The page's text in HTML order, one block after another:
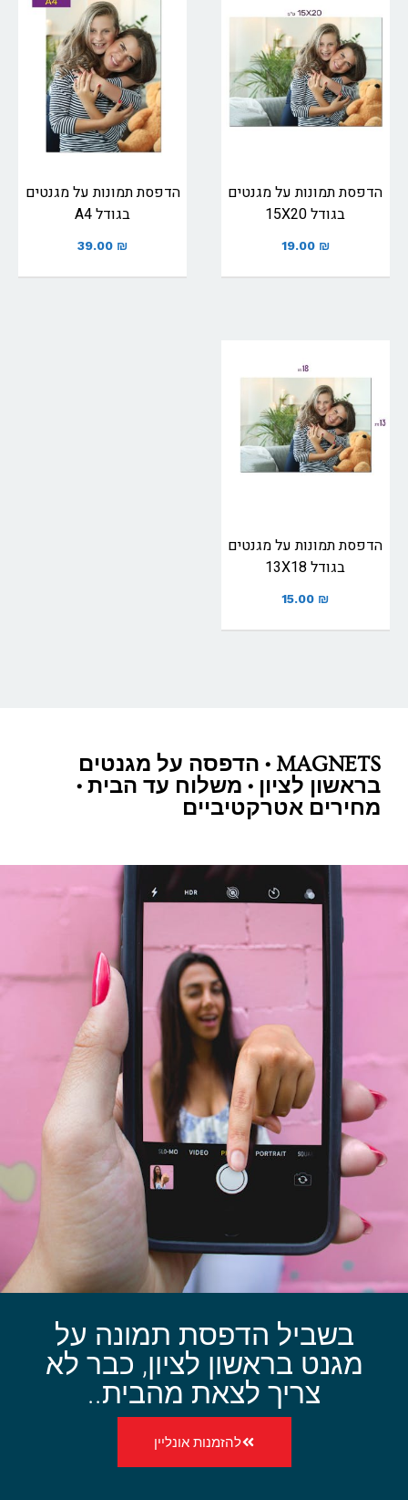
הדפסת תמונות על מגנטים
בגודל 15X20
19.00 ₪
הדפסת תמונות על מגנטים
בגודל A4
39.00 ₪
הדפסת תמונות על מגנטים
בגודל 13X18
15.00 ₪
MAGNETS • הדפסה על מגנטים
בראשון לציון • משלוח עד הבית •
מחירים אטרקטיביים
בשביל הדפסת תמונה על
מגנט בראשון לציון, כבר לא
צריך לצאת מהבית..
להזמנות אונליין